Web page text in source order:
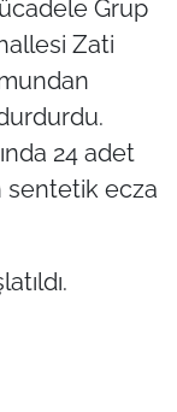
Grup
Zati
24 adet
sentetik ecza